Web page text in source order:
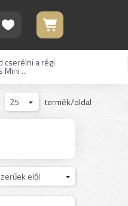
cserélni a régi
Mini ...
termék/oldal
25
elől